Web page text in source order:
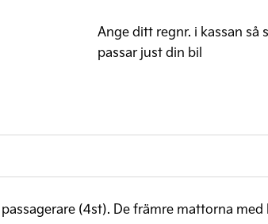
Ange ditt regnr. i kassan så
passar just din bil
(4st). De främre mattorna